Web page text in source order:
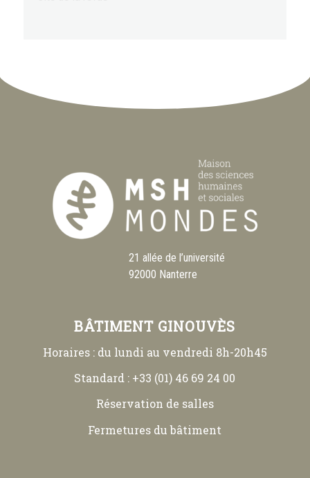
21 allée de l’université
92000 Nanterre
BÂTIMENT GINOUVÈS
Horaires : du lundi au vendredi 8h-20h45
Standard : +33 (01) 46 69 24 00
Réservation de salles
Fermetures du bâtiment